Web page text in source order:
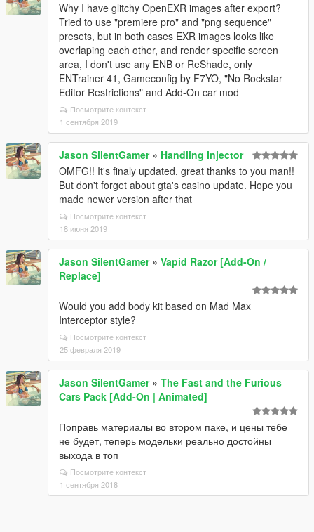
Why I have glitchy OpenEXR images after export?
Tried to use "premiere pro" and "png sequence"
presets, but in both cases EXR images looks like
overlaping each other, and render specific screen
area, I don't use any ENB or ReShade, only
ENTrainer 41, Gameconfig by F7YO, "No Rockstar
Editor Restrictions" and Add-On car mod
Посмотрите контекст
1 сентября 2019
Jason SilentGamer» Handling Injector
OMFG!! It's finaly updated, great thanks to you man!!
But don't forget about gta's casino update. Hope you
made newer version after that
Посмотрите контекст
18 июня 2019
Jason SilentGamer» Vapid Razor [Add-On /
Replace]
Would you add body kit based on Mad Max
Interceptor style?
Посмотрите контекст
25 февраля 2019
Jason SilentGamer» The Fast and the Furious
Cars Pack [Add-On | Animated]
Поправь материалы во втором паке, и цены тебе
не будет, теперь модельки реально достойны
выхода в топ
Посмотрите контекст
1 сентября 2018